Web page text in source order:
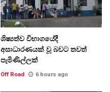
ශිෂ්‍යත්ව විභාගයේදී
අසාධාරණයක් වූ බවට තවත්
පැමිණිල්ලක්
Off Road 6 hours ago